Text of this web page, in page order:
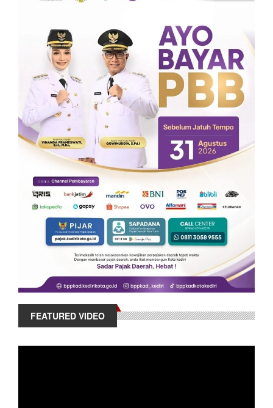
FEATURED VIDEO